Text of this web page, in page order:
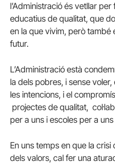
l’Administració és vetllar
educatius de qualitat, que
en la que vivim, però també
futur.
L’Administració està
la dels pobres, i sense
les intencions, i el
projectes de qualitat,
per a uns i escoles per a
En uns temps en que la crisi
dels valors, cal fer una